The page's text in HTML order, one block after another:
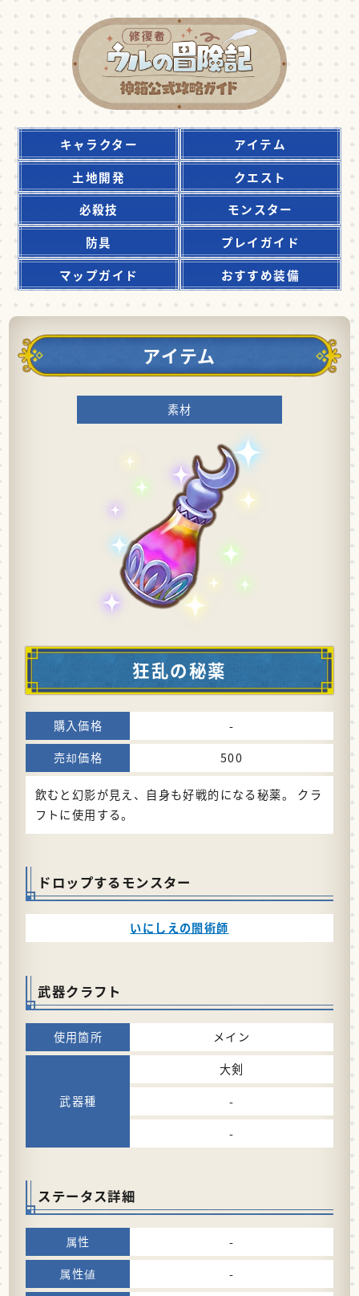
キャラクター
アイテム
土地開発
クエスト
必殺技
モンスター
防具
プレイガイド
マップガイド
おすすめ装備
アイテム
素材
狂乱の秘薬
-
500
飲むと幻影が見え、自身も好戦的になる秘薬。 クラ
フトに使用する。
ドロップするモンスター
いにしえの闇術師
武器クラフト
メイン
大剣
-
-
ステータス詳細
-
-